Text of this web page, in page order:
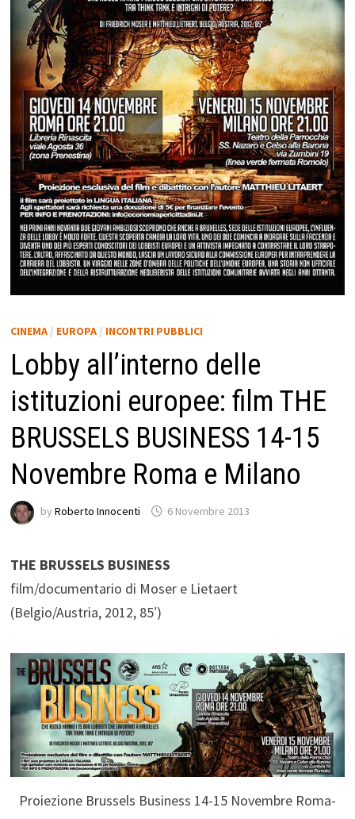
CINEMA/ EUROPA/ INCONTRI PUBBLICI
Lobby all’interno delle
istituzioni europee: film THE
BRUSSELS BUSINESS 14-15
Novembre Roma e Milano
by Roberto Innocenti 6 Novembre 2013
THE BRUSSELS BUSINESS
film/documentario di Moser e Lietaert
(Belgio/Austria, 2012, 85′)
Proiezione Brussels Business 14-15 Novembre Roma-